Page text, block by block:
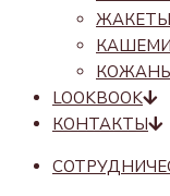
ЖАКЕТЫ
LOOKBOOK
КОНТАКТЫ